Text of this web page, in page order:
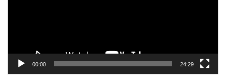
00:00 24:29